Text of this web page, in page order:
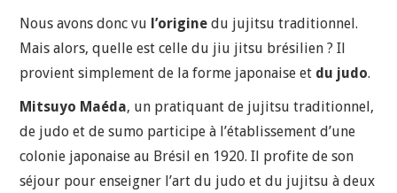
Nous avons donc vu l’origine du jujitsu traditionnel.
Mais alors, quelle est celle du jiu jitsu brésilien ? Il
provient simplement de la forme japonaise et du judo.
Mitsuyo Maéda, un pratiquant de jujitsu traditionnel,
de judo et de sumo participe à l’établissement d’une
colonie japonaise au Brésil en 1920. Il profite de son
séjour pour enseigner l’art du judo et du jujitsu à deux